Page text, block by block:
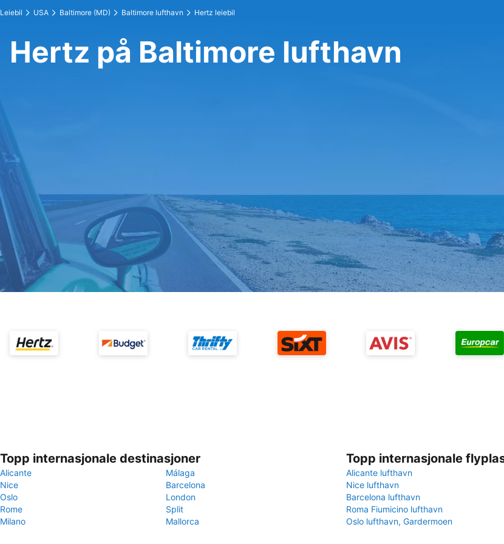
Leiebil USA Baltimore (MD) Baltimore lufthavn Hertz leiebil
Hertz på Baltimore lufthavn
Topp internasjonale destinasjoner
Alicante
Málaga
Nice
Barcelona
Oslo
London
Rome
Split
Milano
Mallorca
Topp internasjonale
Alicante lufthavn
Nice lufthavn
Barcelona lufthavn
Roma Fiumicino lufthavn
Oslo lufthavn, Gardermoen